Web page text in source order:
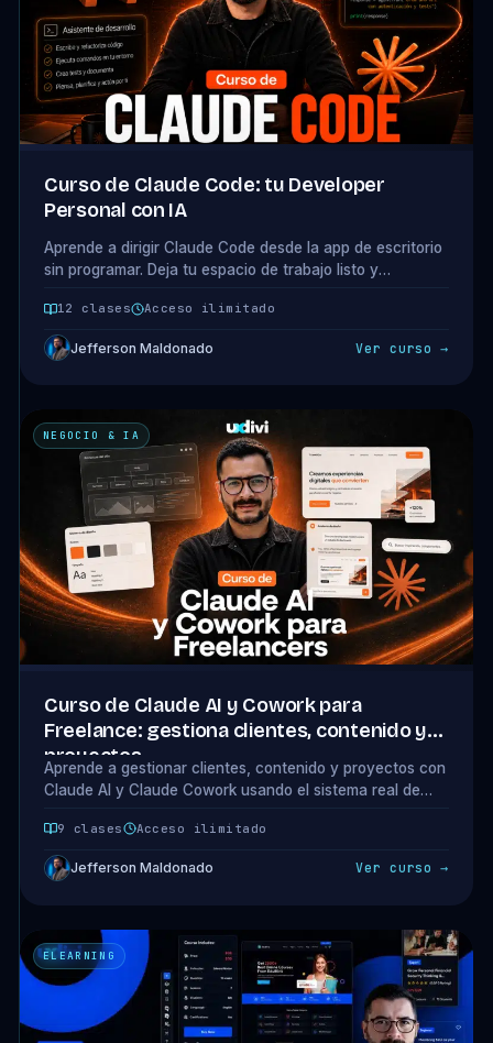
Curso de Claude Code: tu Developer
Personal con IA
Aprende a dirigir Claude Code desde la app de escritorio
sin programar. Deja tu espacio de trabajo listo y
dashboard y una landing. 10 clases + 1 bonus.
12 clases Acceso ilimitado
Jefferson Maldonado Ver curso →
NEGOCIO & IA
Curso de Claude AI y Cowork para
Freelance: gestiona clientes, contenido y
proyectos
Aprende a gestionar clientes, contenido y proyectos con
Claude AI y Claude Cowork usando el sistema real de
copiar.
9 clases Acceso ilimitado
Jefferson Maldonado Ver curso →
ELEARNING